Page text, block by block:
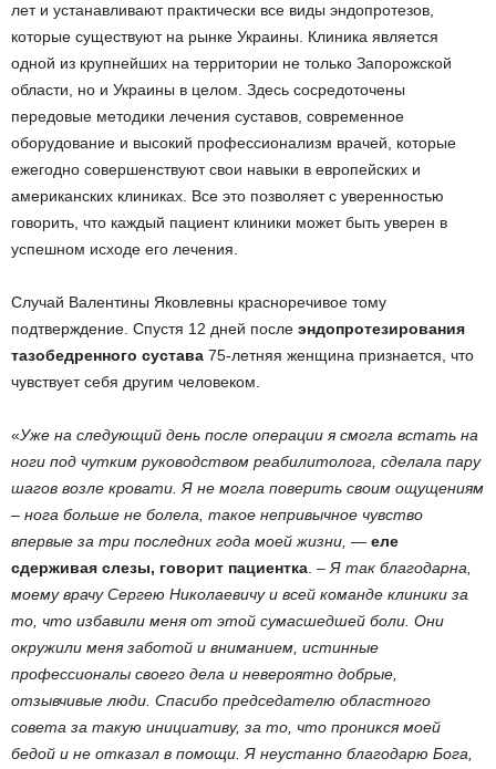
лет и устанавливают практически все виды эндопротезов,
которые существуют на рынке Украины. Клиника является
одной из крупнейших на территории не только Запорожской
области, но и Украины в целом. Здесь сосредоточены
передовые методики лечения суставов, современное
оборудование и высокий профессионализм врачей, которые
ежегодно совершенствуют свои навыки в европейских и
американских клиниках. Все это позволяет с уверенностью
говорить, что каждый пациент клиники может быть уверен в
успешном исходе его лечения.
Случай Валентины Яковлевны красноречивое тому
подтверждение. Спустя 12 дней после эндопротезирования
тазобедренного сустава 75-летняя женщина признается, что
чувствует себя другим человеком.
«Уже на следующий день после операции я смогла встать на
ноги под чутким руководством реабилитолога, сделала пару
шагов возле кровати. Я не могла поверить своим ощущениям
– нога больше не болела, такое непривычное чувство
впервые за три последних года моей жизни, — еле
сдерживая слезы, говорит пациентка . – Я так благодарна,
моему врачу Сергею Николаевичу и всей команде клиники за
то, что избавили меня от этой сумасшедшей боли. Они
окружили меня заботой и вниманием, истинные
профессионалы своего дела и невероятно добрые,
отзывчивые люди. Спасибо председателю областного
совета за такую инициативу, за то, что проникся моей
бедой и не отказал в помощи. Я неустанно благодарю Бога,